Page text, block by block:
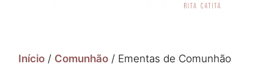
Início / Comunhão / Ementas de Comunhão